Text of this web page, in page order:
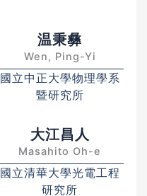
温秉彝
Wen, Ping-Yi
國立中正大學物理學系
暨研究所
大江昌人
Masahito Oh-e
國立清華大學光電工程
研究所